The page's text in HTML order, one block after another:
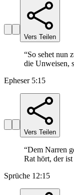
Vers Teilen
“So sehet nun
die Unweisen,
Epheser 5:15
Vers Teilen
“Dem Narren
Rat hört, der ist
Sprüche 12:15